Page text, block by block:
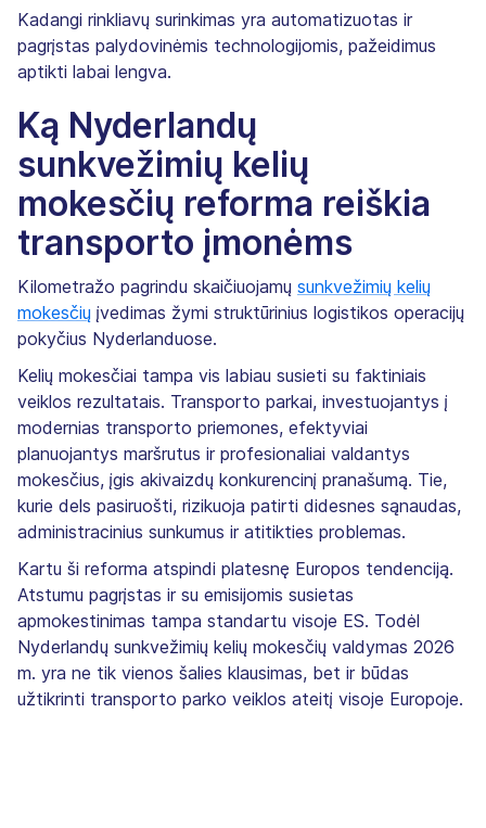
Kadangi rinkliavų surinkimas yra automatizuotas ir
pagrįstas palydovinėmis technologijomis, pažeidimus
aptikti labai lengva.
Ką Nyderlandų
sunkvežimių kelių
mokesčių reforma reiškia
transporto įmonėms
Kilometražo pagrindu skaičiuojamų sunkvežimių kelių
mokesčių įvedimas žymi struktūrinius logistikos operacijų
pokyčius Nyderlanduose.
Kelių mokesčiai tampa vis labiau susieti su faktiniais
veiklos rezultatais. Transporto parkai, investuojantys į
modernias transporto priemones, efektyviai
planuojantys maršrutus ir profesionaliai valdantys
mokesčius, įgis akivaizdų konkurencinį pranašumą. Tie,
kurie dels pasiruošti, rizikuoja patirti didesnes sąnaudas,
administracinius sunkumus ir atitikties problemas.
Kartu ši reforma atspindi platesnę Europos tendenciją.
Atstumu pagrįstas ir su emisijomis susietas
apmokestinimas tampa standartu visoje ES. Todėl
Nyderlandų sunkvežimių kelių mokesčių valdymas 2026
m. yra ne tik vienos šalies klausimas, bet ir būdas
užtikrinti transporto parko veiklos ateitį visoje Europoje.